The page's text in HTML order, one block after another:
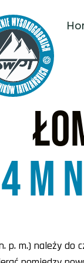
m
p. m.) należy do